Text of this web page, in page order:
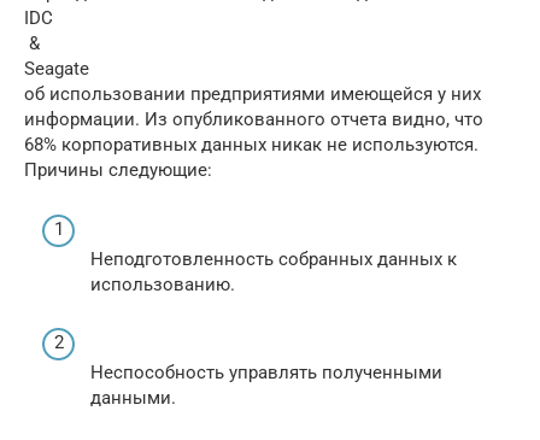
IDC
&
Seagate
об использовании предприятиями имеющейся у них
информации. Из опубликованного отчета видно, что
68% корпоративных данных никак не используются.
Причины следующие:
Неподготовленность собранных данных к
использованию.
Неспособность управлять полученными
данными.